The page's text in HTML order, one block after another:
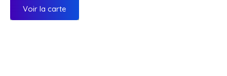
Voir la carte